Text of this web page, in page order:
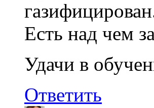
Есть над чем
Удачи в
Ответить